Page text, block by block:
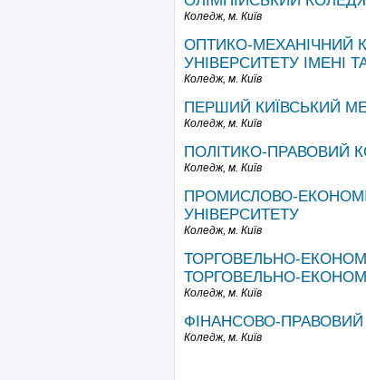
Коледж, м. Київ
ОПТИКО-МЕХАНІЧНИЙ
УНІВЕРСИТЕТУ ІМЕНІ
Коледж, м. Київ
ПЕРШИЙ КИЇВСЬКИЙ
Коледж, м. Київ
ПОЛІТИКО-ПРАВОВИЙ
Коледж, м. Київ
ПРОМИСЛОВО-
УНІВЕРСИТЕТУ
Коледж, м. Київ
ТОРГОВЕЛЬНО-
ТОРГОВЕЛЬНО-
Коледж, м. Київ
ФІНАНСОВО-
Коледж, м. Київ